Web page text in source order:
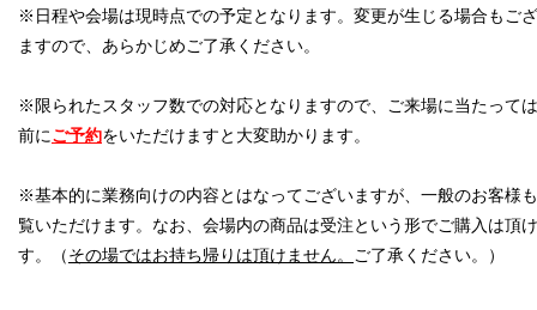
※日程や会場は現時点での予定となります。変更が生じる場合もご
ますので、あらかじめご了承ください。
※限られたスタッフ数での対応となりますので、ご来場に当たって
前に ご予約をいただけますと大変助かります。
※基本的に業務向けの内容とはなってございますが、一般のお客様
覧いただけます。なお、会場内の商品は受注という形でご購入は頂
す。（ その場ではお持ち帰りは頂けません。
ご了承ください。）